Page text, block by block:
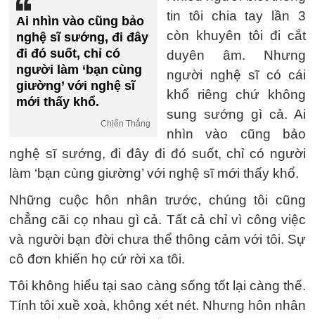
Ai nhìn vào cũng bảo
nghệ sĩ sướng, đi đây
đi đó suốt, chỉ có
người làm ‘bạn cùng
giường’ với nghệ sĩ
mới thấy khổ.
Chiến Thắng
tin tôi chia tay lần 3
còn khuyên tôi đi cắt
duyên âm. Nhưng
người nghệ sĩ có cái
khổ riêng chứ không
sung sướng gì cả. Ai
nhìn vào cũng bảo
nghệ sĩ sướng, đi đây đi đó suốt, chỉ có người
làm ‘bạn cùng giường’ với nghệ sĩ mới thấy khổ.
Những cuộc hôn nhân trước, chúng tôi cũng
chẳng cãi cọ nhau gì cả. Tất cả chỉ vì công việc
và người bạn đời chưa thể thông cảm với tôi. Sự
cô đơn khiến họ cứ rời xa tôi.
Tôi không hiểu tại sao càng sống tốt lại càng thế.
Tính tôi xuề xoà, không xét nét. Nhưng hôn nhân